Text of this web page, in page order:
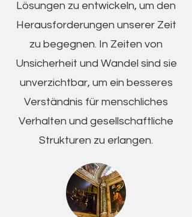
Lösungen zu entwickeln, um den
Herausforderungen unserer Zeit
zu begegnen. In Zeiten von
Unsicherheit und Wandel sind sie
unverzichtbar, um ein besseres
Verständnis für menschliches
Verhalten und gesellschaftliche
Strukturen zu erlangen.